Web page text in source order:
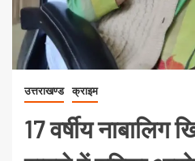
उत्तराखण्ड क्राइम
17 वर्षीय नाबालिग